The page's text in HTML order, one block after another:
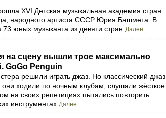
XVI Детская музыкальная академия стран
народного артиста СССР Юрия Башмета. В
юных музыканта из девяти стран Далее...
на сцену вышли трое максимально
Penguin
решили играть джаз. Но классический джаз
ходили по ночным клубам, слушали жёсткое
на своих репетициях пытались повторить
инструментах Далее...